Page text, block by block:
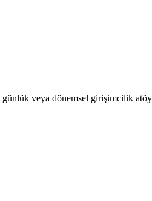
veya dönemsel girişimcilik